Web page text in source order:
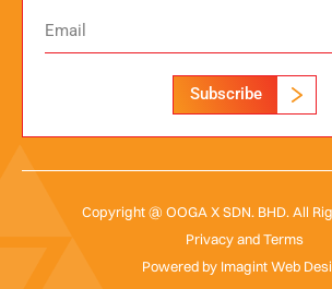
Subscribe
Copyright @ OOGA X SDN. BHD. All
Privacy and Terms
Powered by Imagint Web